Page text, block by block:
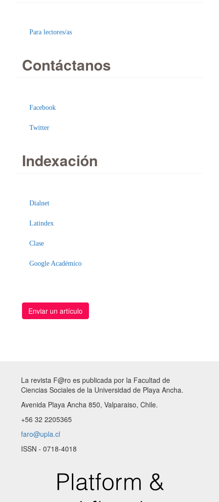
Para lectores/as
Contáctanos
Facebook
Twitter
Indexación
Dialnet
Latindex
Clase
Google Académico
un
artículo
Enviar un artículo
La revista F@ro es publicada por la Facultad de
Ciencias Sociales de la Universidad de Playa Ancha.
Avenida Playa Ancha 850, Valparaiso, Chile.
+56 32 2205365
faro@upla.cl
ISSN - 0718-4018